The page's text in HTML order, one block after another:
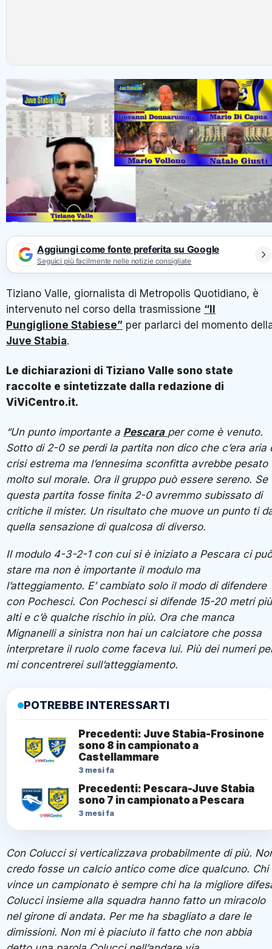
Aggiungi come fonte preferita su Google
Seguici più facilmente nelle notizie consigliate
Tiziano Valle, giornalista di Metropolis Quotidiano, è
intervenuto nel corso della trasmissione “Il
Pungiglione Stabiese” per parlarci del momento
Juve Stabia.
Le dichiarazioni di Tiziano Valle sono state
raccolte e sintetizzate dalla redazione di
ViViCentro.it.
“Un punto importante a Pescara per come è venuto.
Sotto di 2-0 se perdi la partita non dico che c’era aria
crisi estrema ma l’ennesima sconfitta avrebbe pesato
molto sul morale. Ora il gruppo può essere sereno. Se
questa partita fosse finita 2-0 avremmo subissato di
critiche il mister. Un risultato che muove un punto ti
quella sensazione di qualcosa di diverso.
Il modulo 4-3-2-1 con cui si è iniziato a Pescara ci può
stare ma non è importante il modulo ma
l’atteggiamento. E’ cambiato solo il modo di difendere
con Pochesci. Con Pochesci si difende 15-20 metri più
alti e c’è qualche rischio in più. Ora che manca
Mignanelli a sinistra non hai un calciatore che possa
interpretare il ruolo come faceva lui. Più dei numeri
mi concentrerei sull’atteggiamento.
POTREBBE INTERESSARTI
Precedenti: Juve Stabia-Frosinone
sono 8 in campionato a
Castellammare
3 mesi fa
Precedenti: Pescara-Juve Stabia
sono 7 in campionato a Pescara
3 mesi fa
Con Colucci si verticalizzava probabilmente di più.
credo fosse un calcio antico come dice qualcuno. Chi
vince un campionato è sempre chi ha la migliore
Colucci insieme alla squadra hanno fatto un miracolo
nel girone di andata. Per me ha sbagliato a dare le
dimissioni. Non mi è piaciuto il fatto che non abbia